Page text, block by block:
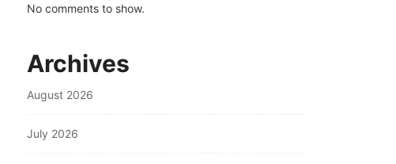
No comments to show.
Archives
August 2026
July 2026